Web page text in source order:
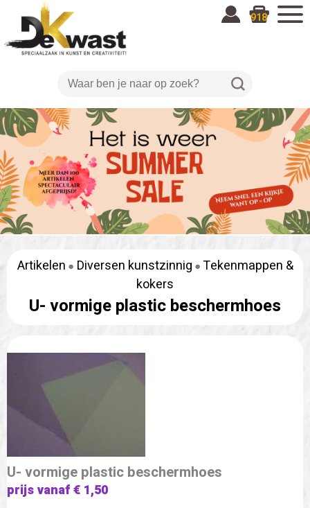
918
Artikelen Diversen kunstzinnig Tekenmappen &
kokers
U- vormige plastic beschermhoes
U- vormige plastic beschermhoes
prijs vanaf € 1,50